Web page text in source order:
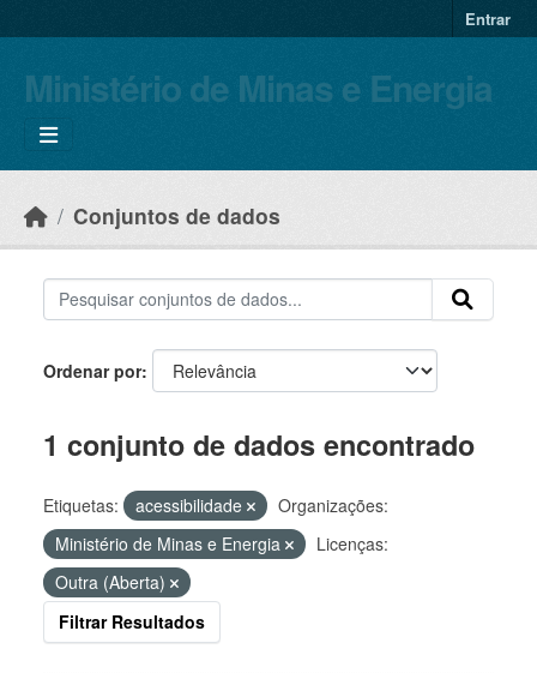
Entrar
Ministério de Minas e Energia
Conjuntos de dados
Ordenar por
1 conjunto de dados encontrado
Etiquetas: acessibilidade
Organizações:
Ministério de Minas e Energia
Licenças:
Outra (Aberta)
Filtrar Resultados